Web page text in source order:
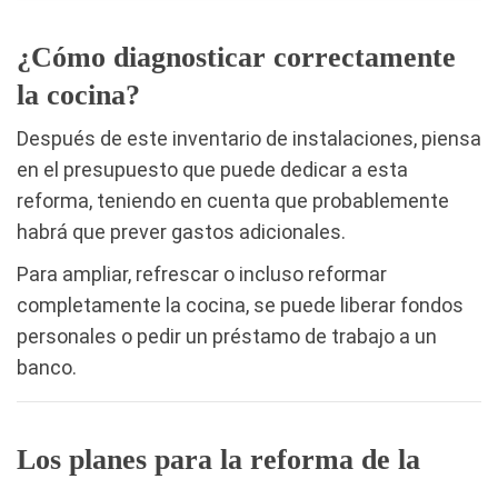
¿Cómo diagnosticar correctamente
la cocina?
Después de este inventario de instalaciones, piensa
en el presupuesto que puede dedicar a esta
reforma, teniendo en cuenta que probablemente
habrá que prever gastos adicionales.
Para ampliar, refrescar o incluso reformar
completamente la cocina, se puede liberar fondos
personales o pedir un préstamo de trabajo a un
banco.
Los planes para la reforma de la